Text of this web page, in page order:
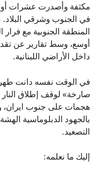
مكثفة وأصدرت عشرات
في الجنوب وشرقي
المنطقة الجنوبية مع
أوسع، وسط تقارير عن
داخل الأراضي اللبنانية.
في الوقت نفسه دانت
صارخة» لوقف إطلاق النار
هجمات على جنوب
بالجهود الدبلوماسية
التصعيد.
إليك ما نعلمه: